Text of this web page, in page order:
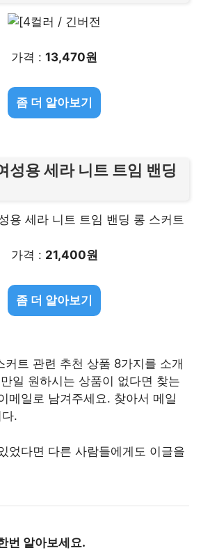
가격 : 13,470원
좀 더 알아보기
성용 세라 니트 트임 밴딩
가격 : 21,400원
좀 더 알아보기
커트 관련 추천 상품 8가지를 소개
일 원하시는 상품이 없다면 찾는
메일로 남겨주세요. 찾아서 메일
.
었다면 다른 사람들에게도 이글을
번 알아보세요.